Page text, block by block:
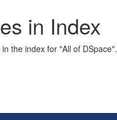
in Index
the index for "All of DSpace".